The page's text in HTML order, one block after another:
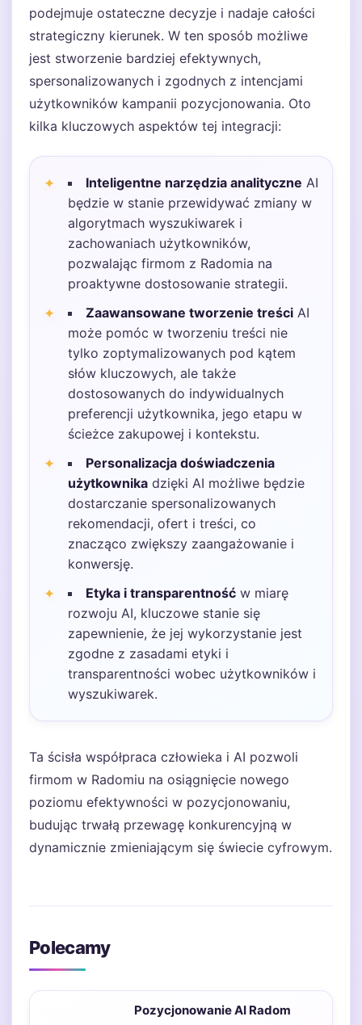
podejmuje ostateczne decyzje i nadaje całości
strategiczny kierunek. W ten sposób możliwe
jest stworzenie bardziej efektywnych,
spersonalizowanych i zgodnych z intencjami
użytkowników kampanii pozycjonowania. Oto
kilka kluczowych aspektów tej integracji:
Inteligentne narzędzia analityczne AI
będzie w stanie przewidywać zmiany w
algorytmach wyszukiwarek i
zachowaniach użytkowników,
pozwalając firmom z Radomia na
proaktywne dostosowanie strategii.
Zaawansowane tworzenie treści AI
może pomóc w tworzeniu treści nie
tylko zoptymalizowanych pod kątem
słów kluczowych, ale także
dostosowanych do indywidualnych
preferencji użytkownika, jego etapu w
ścieżce zakupowej i kontekstu.
Personalizacja doświadczenia
użytkownika dzięki AI możliwe będzie
dostarczanie spersonalizowanych
rekomendacji, ofert i treści, co
znacząco zwiększy zaangażowanie i
konwersję.
Etyka i transparentność w miarę
rozwoju AI, kluczowe stanie się
zapewnienie, że jej wykorzystanie jest
zgodne z zasadami etyki i
transparentności wobec użytkowników i
wyszukiwarek.
Ta ścisła współpraca człowieka i AI pozwoli
firmom w Radomiu na osiągnięcie nowego
poziomu efektywności w pozycjonowaniu,
budując trwałą przewagę konkurencyjną w
dynamicznie zmieniającym się świecie cyfrowym.
Polecamy
Pozycjonowanie AI Radom